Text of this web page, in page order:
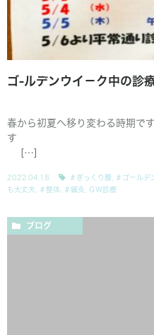
ゴ-ルデンウイ－ク中の診
春から初夏へ移り変わる時期
[…]
2022.04.18 ＃ぎっくり腰 ＃ゴールデ
も大丈夫
＃整体 ＃鍼灸 ＧＷ診療
ブログ